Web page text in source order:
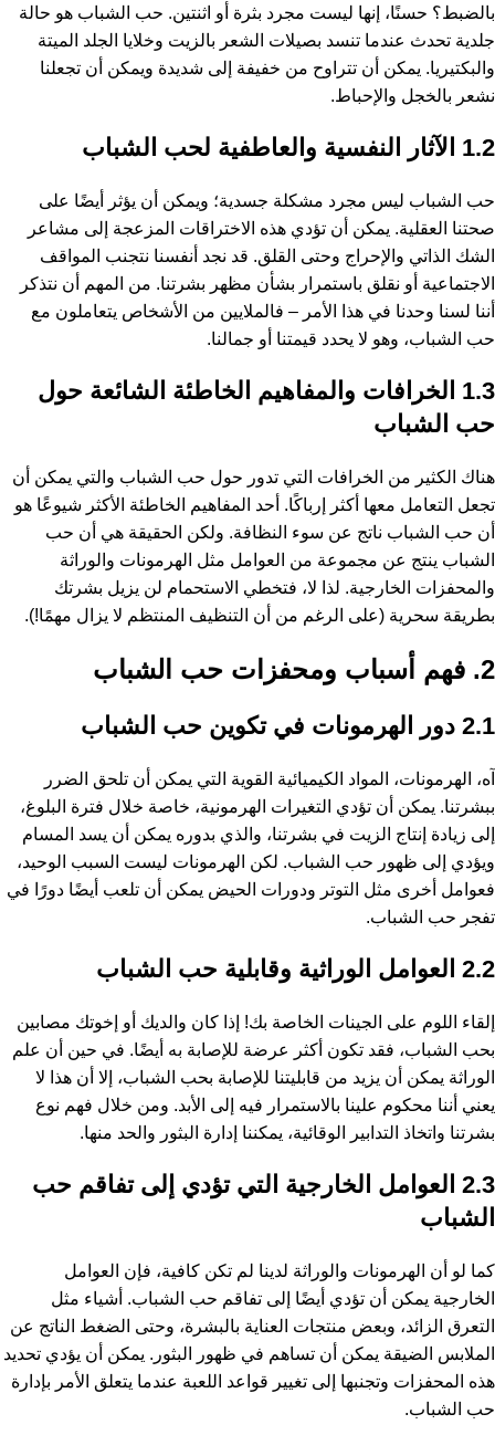
بالضبط؟ حسنًا، إنها ليست مجرد بثرة أو اثنتين. حب الشباب هو حالة
جلدية تحدث عندما تنسد بصيلات الشعر بالزيت وخلايا الجلد الميتة
والبكتيريا. يمكن أن تتراوح من خفيفة إلى شديدة ويمكن أن تجعلنا
نشعر بالخجل والإحباط.
1.2 الآثار النفسية والعاطفية لحب الشباب
حب الشباب ليس مجرد مشكلة جسدية؛ ويمكن أن يؤثر أيضًا على
صحتنا العقلية. يمكن أن تؤدي هذه الاختراقات المزعجة إلى مشاعر
الشك الذاتي والإحراج وحتى القلق. قد نجد أنفسنا نتجنب المواقف
الاجتماعية أو نقلق باستمرار بشأن مظهر بشرتنا. من المهم أن نتذكر
أننا لسنا وحدنا في هذا الأمر – فالملايين من الأشخاص يتعاملون مع
حب الشباب، وهو لا يحدد قيمتنا أو جمالنا.
1.3 الخرافات والمفاهيم الخاطئة الشائعة حول
حب الشباب
هناك الكثير من الخرافات التي تدور حول حب الشباب والتي يمكن أن
تجعل التعامل معها أكثر إرباكًا. أحد المفاهيم الخاطئة الأكثر شيوعًا هو
أن حب الشباب ناتج عن سوء النظافة. ولكن الحقيقة هي أن حب
الشباب ينتج عن مجموعة من العوامل مثل الهرمونات والوراثة
والمحفزات الخارجية. لذا لا، فتخطي الاستحمام لن يزيل بشرتك
بطريقة سحرية (على الرغم من أن التنظيف المنتظم لا يزال مهمًا!).
2. فهم أسباب ومحفزات حب الشباب
2.1 دور الهرمونات في تكوين حب الشباب
آه، الهرمونات، المواد الكيميائية القوية التي يمكن أن تلحق الضرر
ببشرتنا. يمكن أن تؤدي التغيرات الهرمونية، خاصة خلال فترة البلوغ،
إلى زيادة إنتاج الزيت في بشرتنا، والذي بدوره يمكن أن يسد المسام
ويؤدي إلى ظهور حب الشباب. لكن الهرمونات ليست السبب الوحيد،
فعوامل أخرى مثل التوتر ودورات الحيض يمكن أن تلعب أيضًا دورًا في
تفجر حب الشباب.
2.2 العوامل الوراثية وقابلية حب الشباب
إلقاء اللوم على الجينات الخاصة بك! إذا كان والديك أو إخوتك مصابين
بحب الشباب، فقد تكون أكثر عرضة للإصابة به أيضًا. في حين أن علم
الوراثة يمكن أن يزيد من قابليتنا للإصابة بحب الشباب، إلا أن هذا لا
يعني أننا محكوم علينا بالاستمرار فيه إلى الأبد. ومن خلال فهم نوع
بشرتنا واتخاذ التدابير الوقائية، يمكننا إدارة البثور والحد منها.
2.3 العوامل الخارجية التي تؤدي إلى تفاقم حب
الشباب
كما لو أن الهرمونات والوراثة لدينا لم تكن كافية، فإن العوامل
الخارجية يمكن أن تؤدي أيضًا إلى تفاقم حب الشباب. أشياء مثل
التعرق الزائد، وبعض منتجات العناية بالبشرة، وحتى الضغط الناتج عن
الملابس الضيقة يمكن أن تساهم في ظهور البثور. يمكن أن يؤدي تحديد
هذه المحفزات وتجنبها إلى تغيير قواعد اللعبة عندما يتعلق الأمر بإدارة
حب الشباب.